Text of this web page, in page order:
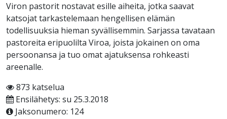
Viron pastorit nostavat esille aiheita, jotka saavat
katsojat tarkastelemaan hengellisen elämän
todellisuuksia hieman syvällisemmin. Sarjassa tavataan
pastoreita eripuolilta Viroa, joista jokainen on oma
persoonansa ja tuo omat ajatuksensa rohkeasti
areenalle.
873 katselua
Ensilähetys: su 25.3.2018
Jaksonumero: 124